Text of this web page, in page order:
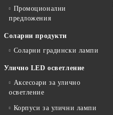
Промоционални
предложения
Соларни продукти
Соларни градински лампи
Улично LED осветление
Аксесоари за улично
осветление
Корпуси за улични лампи